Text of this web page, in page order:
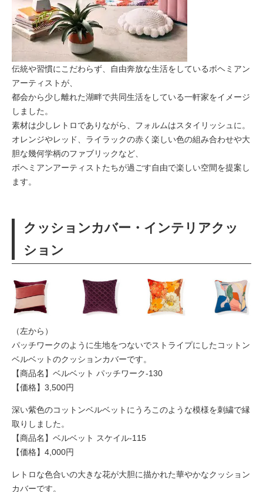
伝統や習慣にこだわらず、自由奔放な生活をしているボヘミアン
アーティストが、
都会から少し離れた湖畔で共同生活をしている一軒家をイメージ
しました。
素材は少しレトロでありながら、フォルムはスタイリッシュに。
オレンジやレッド、ライラックの赤く楽しい色の組み合わせや大
胆な幾何学柄のファブリックなど、
ボヘミアンアーティストたちが過ごす自由で楽しい空間を提案し
ます。
クッションカバー・インテリアクッ
ション
（左から）
パッチワークのように生地をつないでストライプにしたコットン
ベルベットのクッションカバーです。
【商品名】ベルベット パッチワーク-130
【価格】3,500円
深い紫色のコットンベルベットにうろこのような模様を刺繍で縁
取りしました。
【商品名】ベルベット スケイル-115
【価格】4,000円
レトロな色合いの大きな花が大胆に描かれた華やかなクッション
カバーです。